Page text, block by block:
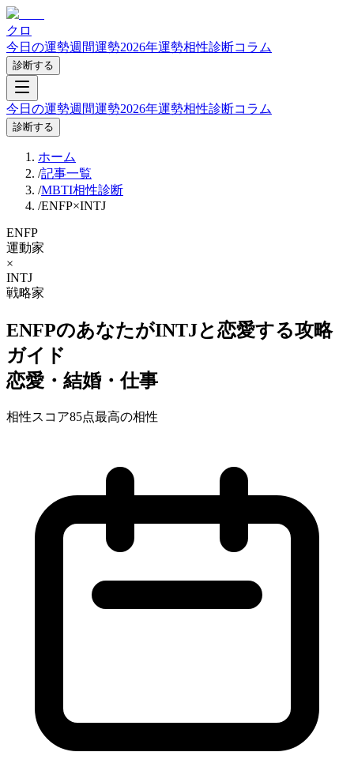
クロ
今日の運勢週間運勢2026年運勢相性診断コラム
診断する
今日の運勢週間運勢2026年運勢相性診断コラム
診断する
ホーム
/記事一覧
/MBTI相性診断
/ENFP×INTJ
ENFP
運動家
×
INTJ
戦略家
ENFPのあなたがINTJと恋愛する攻略
ガイド
恋愛・結婚・仕事
相性スコア85点最高の相性